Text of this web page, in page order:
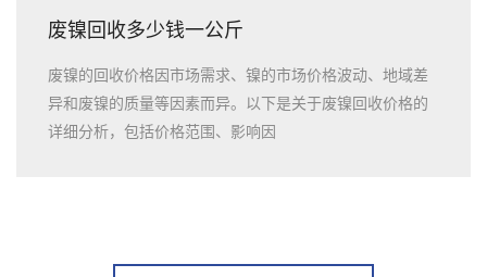
废镍回收多少钱一公斤
废镍的回收价格因市场需求、镍的市场价格波动、地域差
异和废镍的质量等因素而异。以下是关于废镍回收价格的
详细分析，包括价格范围、影响因